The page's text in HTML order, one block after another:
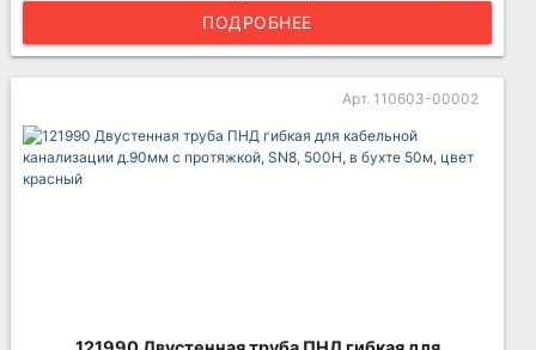
ПОДРОБНЕЕ
Арт. 110603-00002